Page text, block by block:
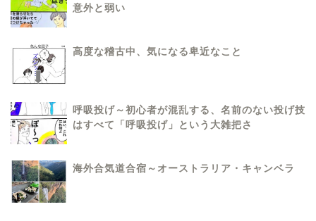
意外と弱い
高度な稽古中、気になる卑近なこと
呼吸投げ～初心者が混乱する、名前のない投げ技
はすべて「呼吸投げ」という大雑把さ
海外合気道合宿～オーストラリア・キャンベラ